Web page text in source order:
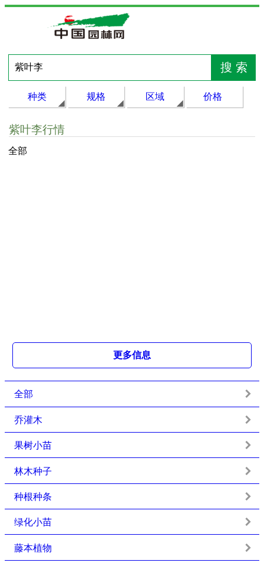
种类 规格 区域 价格
紫叶李行情
全部
更多信息
全部
乔灌木
果树小苗
林木种子
种根种条
绿化小苗
藤本植物